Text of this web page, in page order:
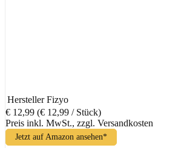
Hersteller Fizyo
€ 12,99 (€ 12,99 / Stück)
Preis inkl. MwSt., zzgl. Versandkosten
Jetzt auf Amazon ansehen*